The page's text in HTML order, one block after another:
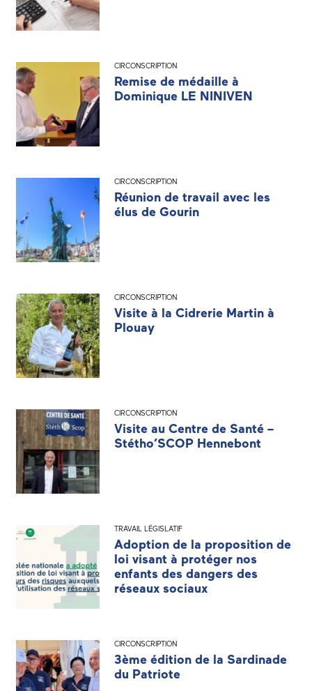
CIRCONSCRIPTION
Remise de médaille à
Dominique LE NINIVEN
CIRCONSCRIPTION
Réunion de travail avec les
élus de Gourin
CIRCONSCRIPTION
Visite à la Cidrerie Martin à
Plouay
CIRCONSCRIPTION
Visite au Centre de Santé –
Stétho’SCOP Hennebont
TRAVAIL LÉGISLATIF
Adoption de la proposition de
loi visant à protéger nos
enfants des dangers des
réseaux sociaux
CIRCONSCRIPTION
3ème édition de la Sardinade
du Patriote